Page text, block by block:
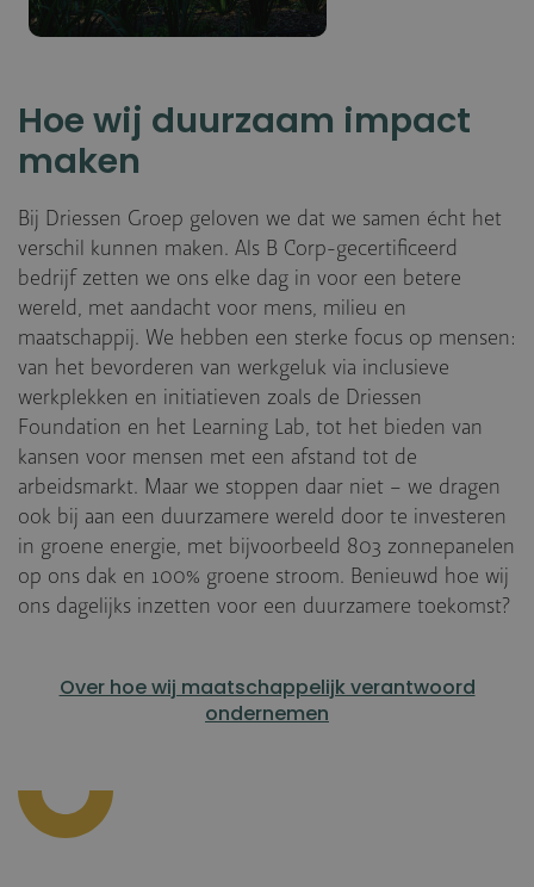
Hoe wij duurzaam impact
maken
Bij Driessen Groep geloven we dat we samen écht het
verschil kunnen maken. Als B Corp-gecertificeerd
bedrijf zetten we ons elke dag in voor een betere
wereld, met aandacht voor mens, milieu en
maatschappij. We hebben een sterke focus op mensen:
van het bevorderen van werkgeluk via inclusieve
werkplekken en initiatieven zoals de Driessen
Foundation en het Learning Lab, tot het bieden van
kansen voor mensen met een afstand tot de
arbeidsmarkt. Maar we stoppen daar niet – we dragen
ook bij aan een duurzamere wereld door te investeren
in groene energie, met bijvoorbeeld 803 zonnepanelen
op ons dak en 100% groene stroom. Benieuwd hoe wij
ons dagelijks inzetten voor een duurzamere toekomst?
Over hoe wij maatschappelijk verantwoord
ondernemen